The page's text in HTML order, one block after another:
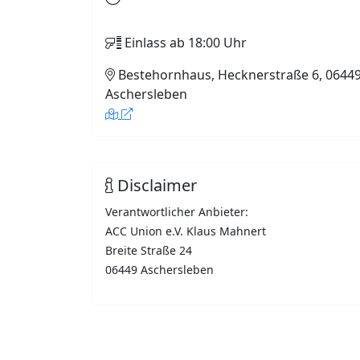
Einlass ab 18:00 Uhr
Bestehornhaus, Hecknerstraße 6,
Aschersleben
Disclaimer
Verantwortlicher Anbieter:
ACC Union e.V. Klaus Mahnert
Breite Straße 24
06449 Aschersleben